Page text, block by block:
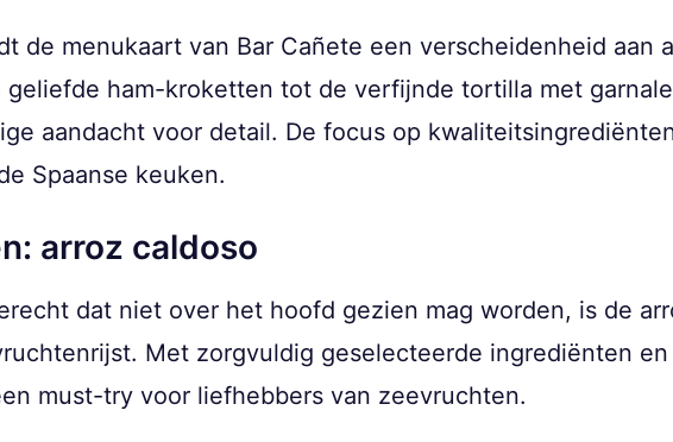
de menukaart van Bar Cañete een verscheidenheid aan
geliefde ham-kroketten tot de verfijnde tortilla met
aandacht voor detail. De focus op
Spaanse keuken.
arroz caldoso
dat niet over het hoofd gezien mag worden, is de
Met zorgvuldig geselecteerde ingrediënten
must-try voor liefhebbers van zeevruchten.